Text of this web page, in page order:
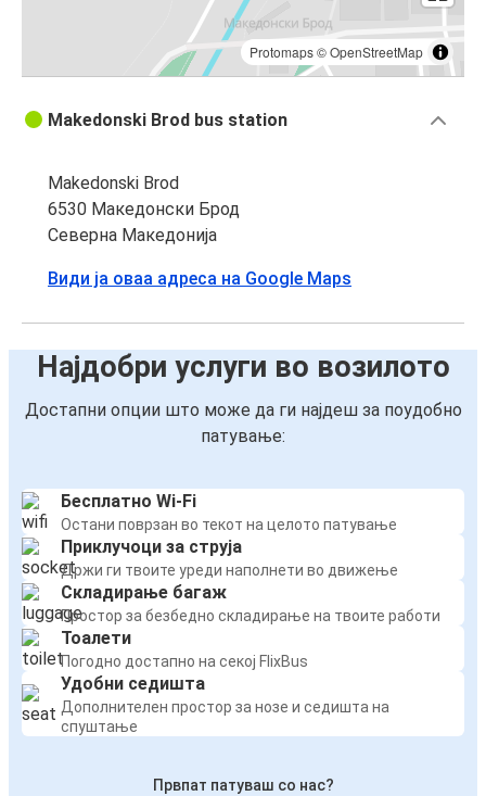
Protomaps©OpenStreetMap
Makedonski Brod bus station
Makedonski Brod
6530 Македонски Брод
Северна Македонија
Види ја оваа адреса на Google Maps
Најдобри услуги во возилото
Достапни опции што може да ги најдеш за поудобно
патување:
Бесплатно Wi-Fi
Остани поврзан во текот на целото патување
Приклучоци за струја
Држи ги твоите уреди наполнети во движење
Складирање багаж
Простор за безбедно складирање на твоите работи
Тоалети
Погодно достапно на секој FlixBus
Удобни седишта
Дополнителен простор за нозе и седишта на
спуштање
Првпат патуваш со нас?